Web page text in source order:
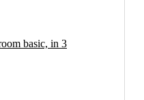
basic, in 3